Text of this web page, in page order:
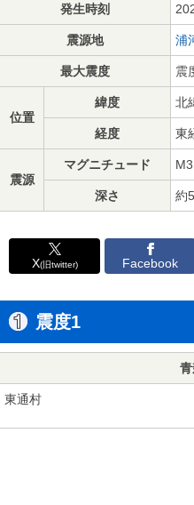
発生時刻
震源地 浦
最大震度 震
位置
緯度 北
経度 東
震源
マグニチュード
深さ 約
X(旧twitter) Facebook
震度1
東通村